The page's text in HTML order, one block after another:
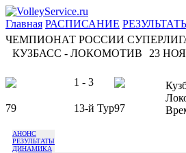
Главная РАСПИСАНИЕ
ЧЕМПИОНАТ РОССИИ
КУЗБАСС - ЛОКОМОТИВ
23
1 - 3
79 13-й Тур97
АНОНС
РЕЗУЛЬТАТЫ
ДИНАМИКА